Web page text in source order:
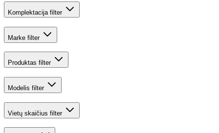
Komplektacija filter
Marke filter
Produktas filter
Modelis filter
Vietų skaičius filter